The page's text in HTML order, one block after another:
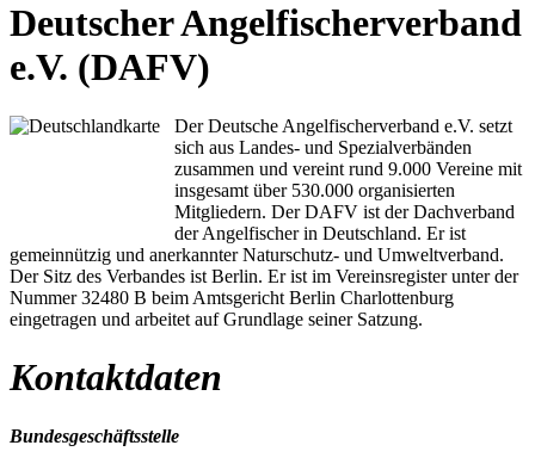
Deutscher Angelfischerverband
e.V. (DAFV)
Der Deutsche Angelfischerverband e.V. setzt
sich aus Landes- und Spezialverbänden
zusammen und vereint rund 9.000 Vereine mit
insgesamt über 530.000 organisierten
Mitgliedern. Der DAFV ist der Dachverband
der Angelfischer in Deutschland. Er ist
gemeinnützig und anerkannter Naturschutz- und Umweltverband.
Der Sitz des Verbandes ist Berlin. Er ist im Vereinsregister unter der
Nummer 32480 B beim Amtsgericht Berlin Charlottenburg
eingetragen und arbeitet auf Grundlage seiner Satzung.
Kontaktdaten
Bundesgeschäftsstelle